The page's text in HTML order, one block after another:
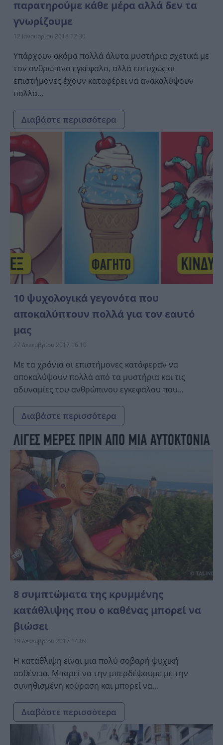
παρατηρούμε κάθε μέρα αλλά δεν τα
γνωρίζουμε
12 Ιανουαρίου 2018 12:30
Υπάρχουν ακόμα πολλά άλυτα μυστήρια σχετικά με
τον ανθρώπινο εγκέφαλο, αλλά ευτυχώς οι
επιστήμονες έχουν καταφέρει να ανακαλύψουν
πολλά...
Διαβάστε περισσότερα
10 ψυχολογικά γεγονότα που
αποκαλύπτουν πολλά για τον εαυτό
μας
27 Δεκεμβρίου 2017 16:10
Mε τα χρόνια οι επιστήμονες κατάφεραν να
αποκαλύψουν πολλά από τα μυστήρια και τις
αδυναμίες του ανθρώπινου εγκεφάλου που...
Διαβάστε περισσότερα
8 συμπτώματα της κρυμμένης
κατάθλιψης που ο καθένας μπορεί να
βιώσει
19 Δεκεμβρίου 2017 14:09
Η κατάθλιψη είναι μια πολύ σοβαρή ψυχική
ασθένεια. Μπορεί να την μπερδέψουμε με την
συνηθισμένη κούραση και μπορεί να...
Διαβάστε περισσότερα